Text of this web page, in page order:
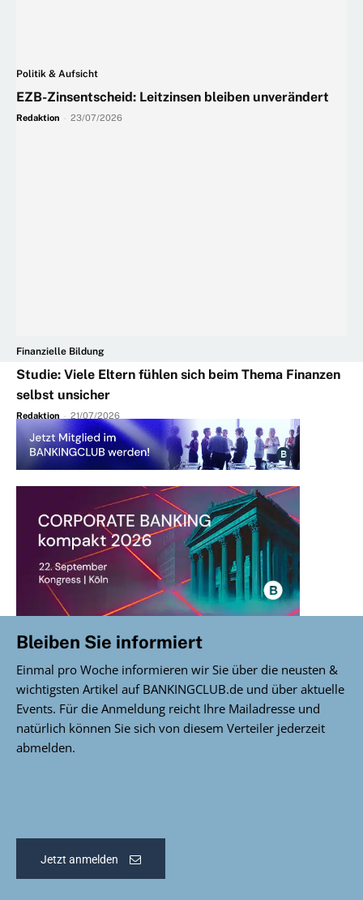
Politik & Aufsicht
EZB-Zinsentscheid: Leitzinsen bleiben unverändert
Redaktion 23/07/2026
Finanzielle Bildung
Studie: Viele Eltern fühlen sich beim Thema Finanzen
selbst unsicher
Redaktion - 21/07/2026
Bleiben Sie informiert
Einmal pro Woche informieren wir Sie über die neusten &
wichtigsten Artikel auf BANKINGCLUB.de und über aktuelle
Events. Für die Anmeldung reicht Ihre Mailadresse und
natürlich können Sie sich von diesem Verteiler jederzeit
abmelden.
Jetzt anmelden